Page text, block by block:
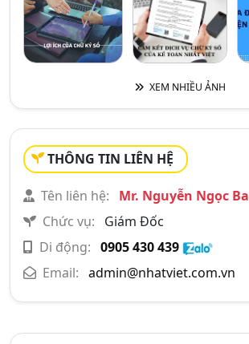
XEM NHIỀU ẢNH
THÔNG TIN LIÊN HỆ
Tên liên hệ:
Mr. Nguyễn Ngọc Ba
Chức vụ:
Giám Đốc
Di động: 0905 430 439
Email: admin@nhatviet.com.vn